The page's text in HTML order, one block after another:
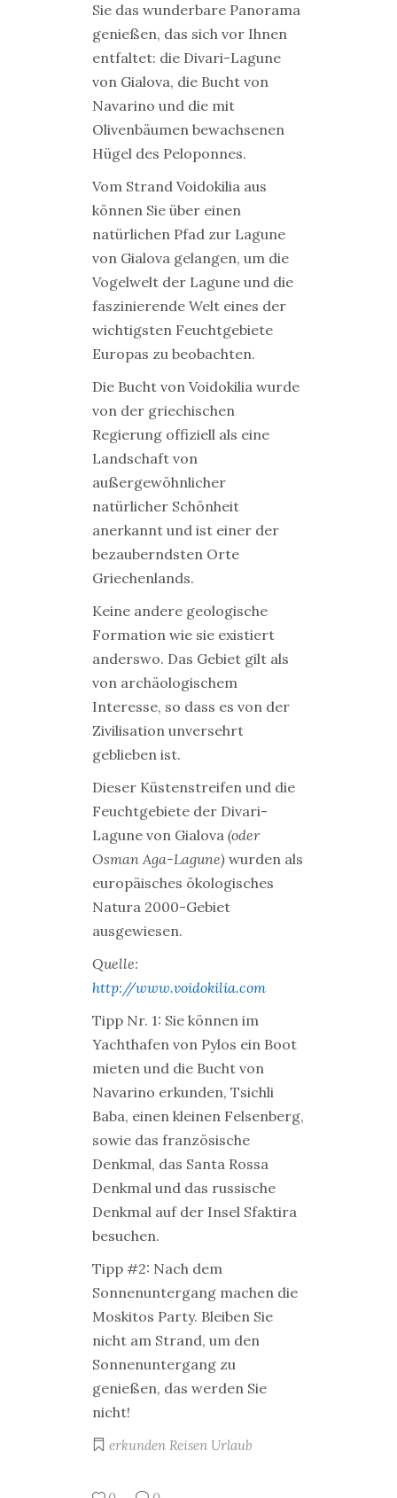
Sie das wunderbare Panorama
genießen, das sich vor Ihnen
entfaltet: die Divari-Lagune
von Gialova, die Bucht von
Navarino und die mit
Olivenbäumen bewachsenen
Hügel des Peloponnes.
Vom Strand Voidokilia aus
können Sie über einen
natürlichen Pfad zur Lagune
von Gialova gelangen, um die
Vogelwelt der Lagune und die
faszinierende Welt eines der
wichtigsten Feuchtgebiete
Europas zu beobachten.
Die Bucht von Voidokilia wurde
von der griechischen
Regierung offiziell als eine
Landschaft von
außergewöhnlicher
natürlicher Schönheit
anerkannt und ist einer der
bezauberndsten Orte
Griechenlands.
Keine andere geologische
Formation wie sie existiert
anderswo. Das Gebiet gilt als
von archäologischem
Interesse, so dass es von der
Zivilisation unversehrt
geblieben ist.
Dieser Küstenstreifen und die
Feuchtgebiete der Divari-
Lagune von Gialova (oder
Osman Aga-Lagune) wurden als
europäisches ökologisches
Natura 2000-Gebiet
ausgewiesen.
Quelle:
http://www.voidokilia.com
Tipp Nr. 1: Sie können im
Yachthafen von Pylos ein Boot
mieten und die Bucht von
Navarino erkunden, Tsichli
Baba, einen kleinen Felsenberg,
sowie das französische
Denkmal, das Santa Rossa
Denkmal und das russische
Denkmal auf der Insel Sfaktira
besuchen.
Tipp #2: Nach dem
Sonnenuntergang machen die
Moskitos Party. Bleiben Sie
nicht am Strand, um den
Sonnenuntergang zu
genießen, das werden Sie
nicht!
erkunden Reisen Urlaub